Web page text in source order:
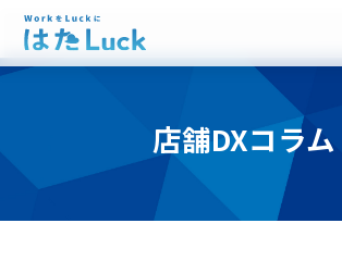
店舗DXコラム